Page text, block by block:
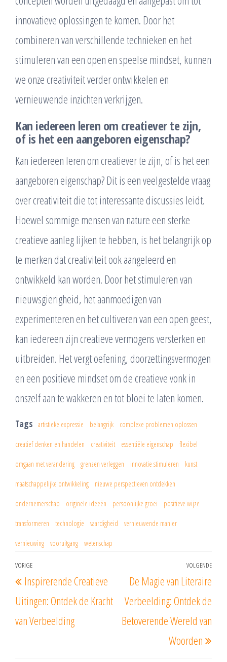
innovatieve oplossingen te komen. Door het
combineren van verschillende technieken en het
stimuleren van een open en speelse mindset, kunnen
we onze creativiteit verder ontwikkelen en
vernieuwende inzichten verkrijgen.
Kan iedereen leren om creatiever te zijn,
of is het een aangeboren eigenschap?
Kan iedereen leren om creatiever te zijn, of is het een
aangeboren eigenschap? Dit is een veelgestelde vraag
over creativiteit die tot interessante discussies leidt.
Hoewel sommige mensen van nature een sterke
creatieve aanleg lijken te hebben, is het belangrijk op
te merken dat creativiteit ook aangeleerd en
ontwikkeld kan worden. Door het stimuleren van
nieuwsgierigheid, het aanmoedigen van
experimenteren en het cultiveren van een open geest,
kan iedereen zijn creatieve vermogens versterken en
uitbreiden. Het vergt oefening, doorzettingsvermogen
en een positieve mindset om de creatieve vonk in
onszelf aan te wakkeren en tot bloei te laten komen.
Tags artistieke expressie belangrijk complexe problemen oplossen
creatief denken en handelen creativiteit essentiële eigenschap flexibel
omgaan met verandering grenzen verleggen innovatie stimuleren kunst
maatschappelijke ontwikkeling nieuwe perspectieven ontdekken
ondernemerschap originele ideeën persoonlijke groei positieve wijze
transformeren technologie vaardigheid vernieuwende manier
vernieuwing vooruitgang wetenschap
Berichtnavigatie
Vorig
bericht
VORIGE
Inspirerende Creatieve
Uitingen: Ontdek de Kracht
van Verbeelding
VOLGENDE
De Magie van Literaire
Verbeelding: Ontdek de
Betoverende Wereld van
Woorden